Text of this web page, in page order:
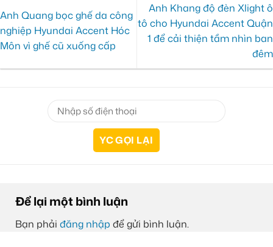
Anh Quang bọc ghế da công
nghiệp Hyundai Accent Hóc
Môn vì ghế cũ xuống cấp
Anh Khang độ đèn Xlight ô
tô cho Hyundai Accent Quận
1 để cải thiện tầm nhìn ban
đêm
Để lại một bình luận
Bạn phải đăng nhập để gửi bình luận.